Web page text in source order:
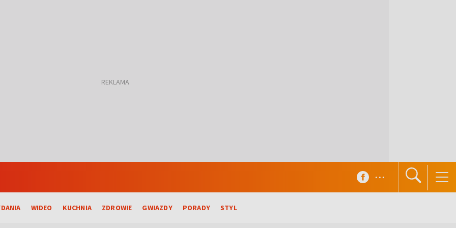
WIDEO KUCHNIA ZDROWIE GWIAZDY PORADY STYL
...